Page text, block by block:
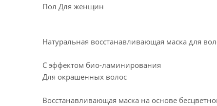
Пол Для женщин
Натуральная восстанавливающая маска для
С эффектом био-ламинирования
Для окрашенных волос
Восстанавливающая маска на основе